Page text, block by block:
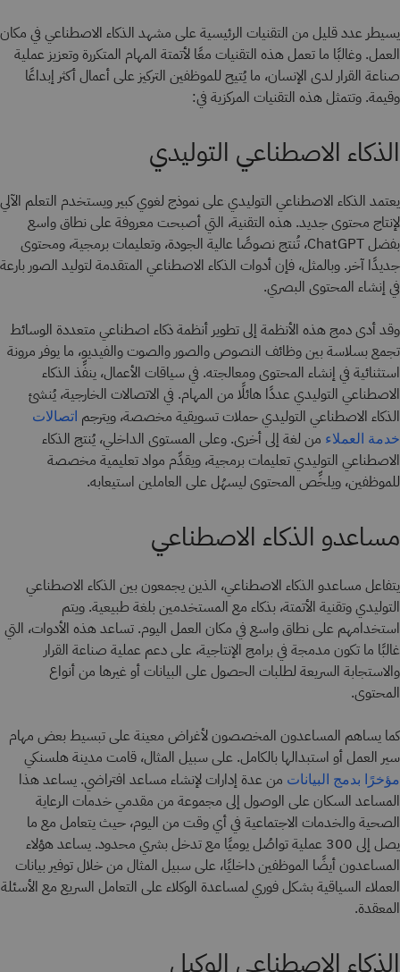
يسيطر عدد قليل من التقنيات الرئيسية على مشهد الذكاء الاصطناعي في مكان
العمل. وغالبًا ما تعمل هذه التقنيات معًا لأتمتة المهام المتكررة وتعزيز عملية
صناعة القرار لدى الإنسان، ما يُتيح للموظفين التركيز على أعمال أكثر إبداعًا
وقيمة. وتتمثل هذه التقنيات المركزية في:
الذكاء الاصطناعي التوليدي
يعتمد الذكاء الاصطناعي التوليدي على نموذج لغوي كبير ويستخدم التعلم الآلي
لإنتاج محتوى جديد. هذه التقنية، التي أصبحت معروفة على نطاق واسع
بفضل ChatGPT، تُنتج نصوصًا عالية الجودة، وتعليمات برمجية، ومحتوى
جديدًا آخر. وبالمثل، فإن أدوات الذكاء الاصطناعي المتقدمة لتوليد الصور بارعة
في إنشاء المحتوى البصري.
وقد أدى دمج هذه الأنظمة إلى تطوير أنظمة ذكاء اصطناعي متعددة الوسائط
تجمع بسلاسة بين وظائف النصوص والصور والصوت والفيديو، ما يوفر مرونة
استثنائية في إنشاء المحتوى ومعالجته. في سياقات الأعمال، ينفِّذ الذكاء
الاصطناعي التوليدي عددًا هائلًا من المهام. في الاتصالات الخارجية، يُنشئ
الذكاء الاصطناعي التوليدي حملات تسويقية مخصصة، ويترجم اتصالات
خدمة العملاء من لغة إلى أخرى. وعلى المستوى الداخلي، يُنتج الذكاء
الاصطناعي التوليدي تعليمات برمجية، ويقدِّم مواد تعليمية مخصصة
للموظفين، ويلخِّص المحتوى ليسهُل على العاملين استيعابه.
مساعدو الذكاء الاصطناعي
يتفاعل مساعدو الذكاء الاصطناعي، الذين يجمعون بين الذكاء الاصطناعي
التوليدي وتقنية الأتمتة، بذكاء مع المستخدمين بلغة طبيعية. ويتم
استخدامهم على نطاق واسع في مكان العمل اليوم. تساعد هذه الأدوات، التي
غالبًا ما تكون مدمجة في برامج الإنتاجية، على دعم عملية صناعة القرار
والاستجابة السريعة لطلبات الحصول على البيانات أو غيرها من أنواع
المحتوى.
كما يساهم المساعدون المخصصون لأغراض معينة على تبسيط بعض مهام
سير العمل أو استبدالها بالكامل. على سبيل المثال، قامت مدينة هلسنكي
مؤخرًا بدمج البيانات من عدة إدارات لإنشاء مساعد افتراضي. يساعد هذا
المساعد السكان على الوصول إلى مجموعة من مقدمي خدمات الرعاية
الصحية والخدمات الاجتماعية في أي وقت من اليوم، حيث يتعامل مع ما
يصل إلى 300 عملية تواصُل يوميًا مع تدخل بشري محدود. يساعد هؤلاء
المساعدون أيضًا الموظفين داخليًا، على سبيل المثال من خلال توفير بيانات
العملاء السياقية بشكل فوري لمساعدة الوكلاء على التعامل السريع مع الأسئلة
المعقدة.
الذكاء الاصطناعي الوكيل